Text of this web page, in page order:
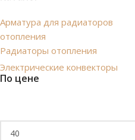
Арматура для радиаторов
отопления
Радиаторы отопления
Электрические конвекторы
По цене